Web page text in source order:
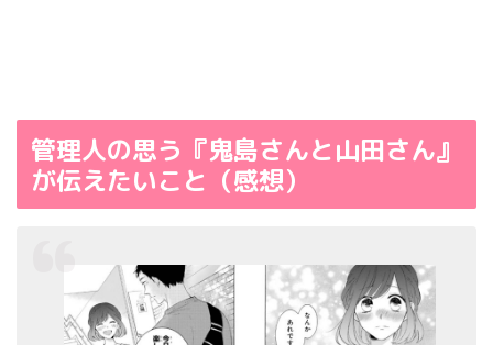
管理人の思う『鬼島さんと山田さん』
が伝えたいこと（感想）